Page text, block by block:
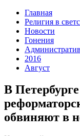
Главная
Религия в
Новости
Гонения
2016
Август
В
обвиняют в